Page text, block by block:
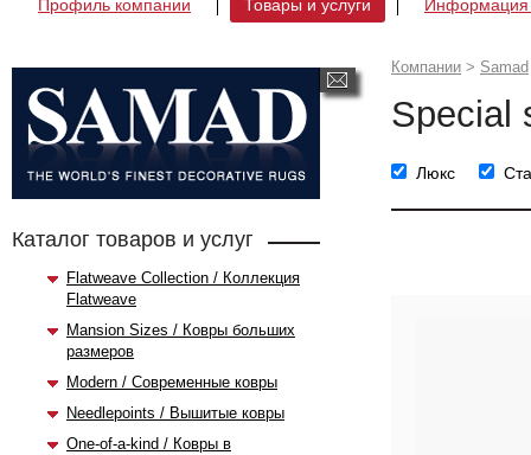
Профиль компании Товары и услуги Информация
Каталог товаров и услуг
Flatweave Collection / Коллекция
Flatweave
Mansion Sizes / Ковры больших
размеров
Modern / Современные ковры
Needlepoints / Вышитые ковры
One-of-a-kind / Ковры в
Компании > Samad
Special
Люкс